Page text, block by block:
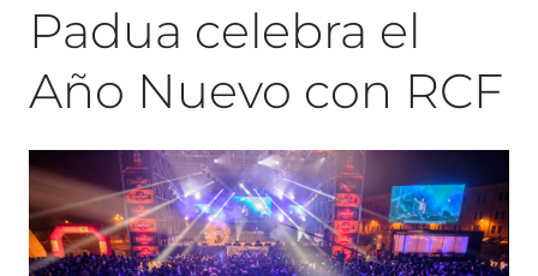
Padua celebra el
Año Nuevo con RCF